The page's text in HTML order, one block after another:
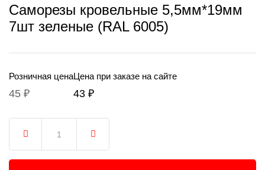
Саморезы кровельные 5,5мм*19мм
7шт зеленые (RAL 6005)
Розничная цена
45 ₽
Цена при заказе на сайте
43 ₽